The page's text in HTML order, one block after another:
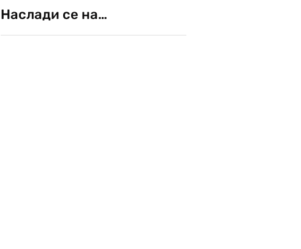
Наслади се на…